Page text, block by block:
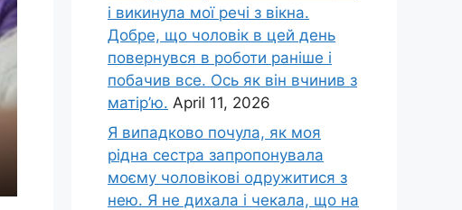
і викинула мої речі з вікна.
Добре, що чоловік в цей день
повернувся в роботи раніше і
побачив все. Ось як він вчинив з
матір’ю. April 11, 2026
Я випадково почула, як моя
рідна сестра запропонувала
моєму чоловікові одружитися з
нею. Я не дихала і чекала, що на